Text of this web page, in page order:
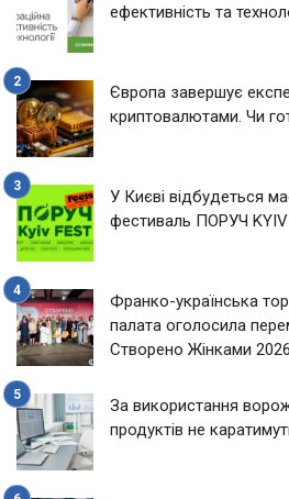
ефективність та
Європа завершує
криптовалютами. Чи
У Києві відбудеться
фестиваль ПОРУЧ KYIV
Франко-українська
палата оголосила
Створено Жінками 2026
За використання
продуктів не